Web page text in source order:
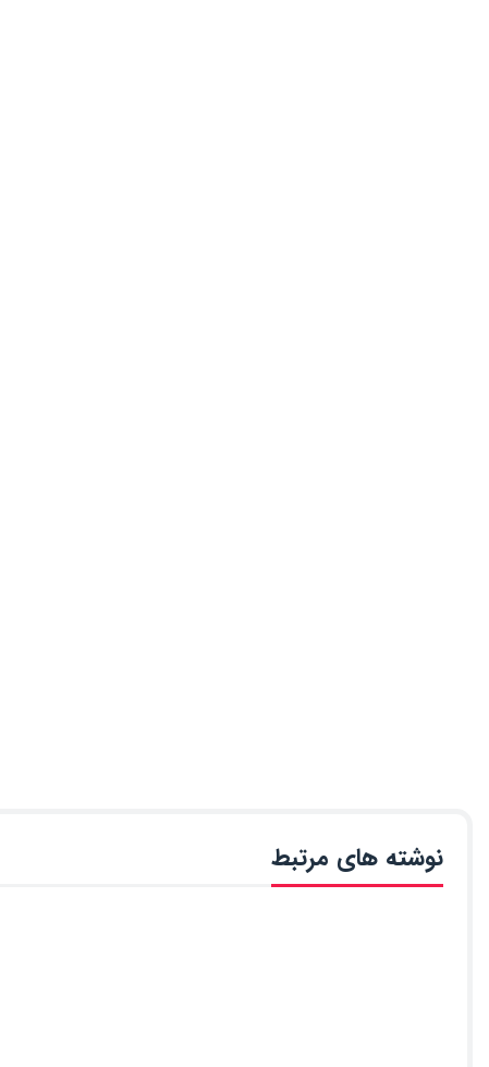
نوشته های مرتبط